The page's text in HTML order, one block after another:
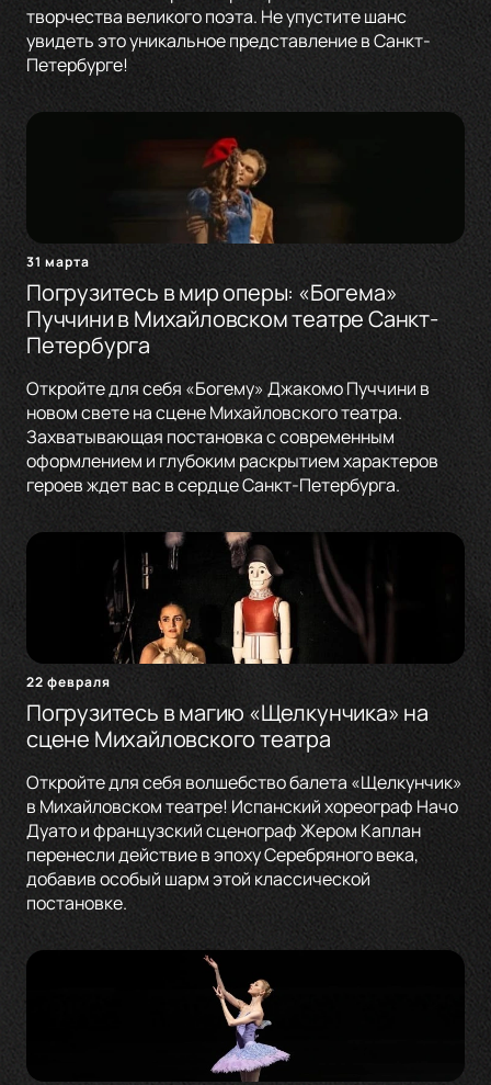
творчества великого поэта. Не упустите шанс
увидеть это уникальное представление в Санкт-
Петербурге!
31 марта
Погрузитесь в мир оперы: «Богема»
Пуччини в Михайловском театре Санкт-
Петербурга
Откройте для себя «Богему» Джакомо Пуччини в
новом свете на сцене Михайловского театра.
Захватывающая постановка с современным
оформлением и глубоким раскрытием характеров
героев ждет вас в сердце Санкт-Петербурга.
22 февраля
Погрузитесь в магию «Щелкунчика» на
сцене Михайловского театра
Откройте для себя волшебство балета «Щелкунчик»
в Михайловском театре! Испанский хореограф Начо
Дуато и французский сценограф Жером Каплан
перенесли действие в эпоху Серебряного века,
добавив особый шарм этой классической
постановке.